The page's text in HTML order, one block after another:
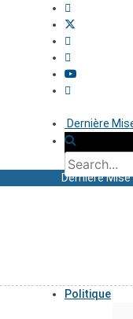
Dernière
Dernière Mise
Politique